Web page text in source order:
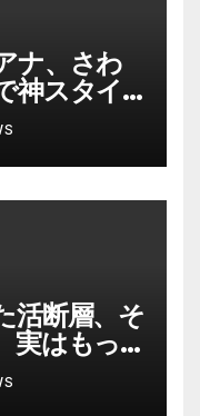
ナ、さわ
神スタイ
い」「最
ニュー
活断層、そ
実はもっ
そうなリ
)